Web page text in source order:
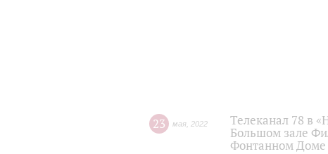
23 мая 2022
Телеканал 78 в
Большом зале
Фонтанном Доме